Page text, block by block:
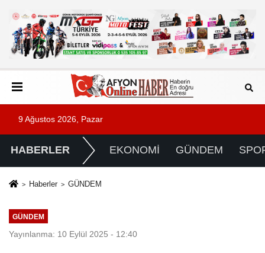
9 Ağustos 2026, Pazar
HABERLER EKONOMİ GÜNDEM
Haberler GÜNDEM
GÜNDEM
Yayınlanma: 10 Eylül 2025 - 12:40